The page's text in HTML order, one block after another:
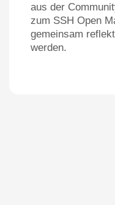
aus der
zum SSH Open
gemeinsam
werden.